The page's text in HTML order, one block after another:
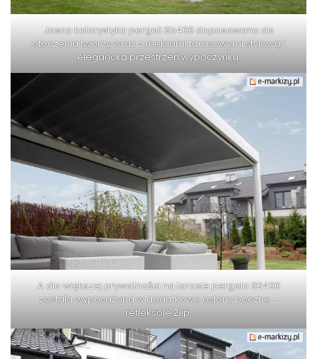
Jasna kolorystyka pergoli Sb400 dopasowana do
otoczenia tworzy wraz z meblami tarasowymi stylową i
elegancką przestrzeń wypoczynku.
A dla większej prywatności na tarasie pergola SB400
została wyposażona w dodatkowe osłony boczne –
refleksole Ziip.